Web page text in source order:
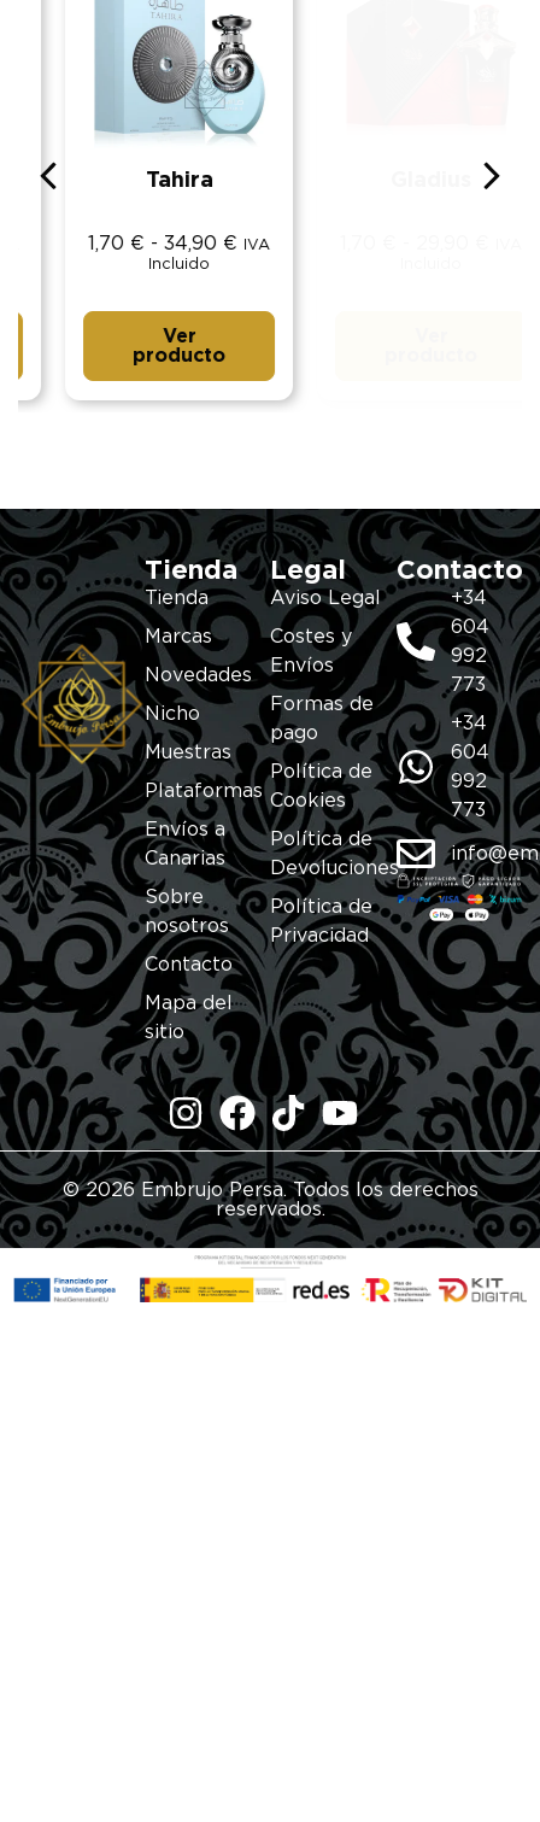
Tahira
1,70€ - 34,90€ IVA
Incluido
producto
Tienda
Tienda
Marcas
Novedades
Nicho
Muestras
Plataformas
Envíos a
Canarias
Sobre
nosotros
Contacto
Mapa del
sitio
Legal
Aviso Legal
Costes y
Envíos
Formas de
pago
Política de
Cookies
Política de
Devoluciones
Política de
Privacidad
Contacto
+34
604
992
773
+34
604
992
773
© 2026 Embrujo Persa. Todos los derechos
reservados.